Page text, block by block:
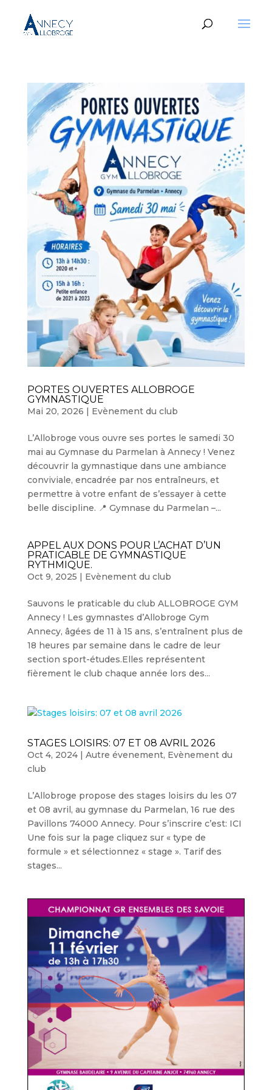
PORTES OUVERTES ALLOBROGE
GYMNASTIQUE
Mai 20, 2026 | Evènement du club
L’Allobroge vous ouvre ses portes le samedi 30
mai au Gymnase du Parmelan à Annecy ! Venez
découvrir la gymnastique dans une ambiance
conviviale, encadrée par nos entraîneurs, et
permettre à votre enfant de s’essayer à cette
belle discipline. 📍 Gymnase du Parmelan –...
APPEL AUX DONS POUR L’ACHAT D’UN
PRATICABLE DE GYMNASTIQUE
RYTHMIQUE.
Oct 9, 2025 | Evènement du club
Sauvons le praticable du club ALLOBROGE GYM
Annecy ! Les gymnastes d’Allobroge Gym
Annecy, âgées de 11 à 15 ans, s’entraînent plus de
18 heures par semaine dans le cadre de leur
section sport-études.Elles représentent
fièrement le club chaque année lors des...
STAGES LOISIRS: 07 ET 08 AVRIL 2026
Oct 4, 2024| Autre évenement, Evènement du
club
L’Allobroge propose des stages loisirs du les 07
et 08 avril, au gymnase du Parmelan, 16 rue des
Pavillons 74000 Annecy. Pour s’inscrire c’est: ICI
Une fois sur la page cliquez sur « type de
formule » et sélectionnez « stage ». Tarif des
stages...